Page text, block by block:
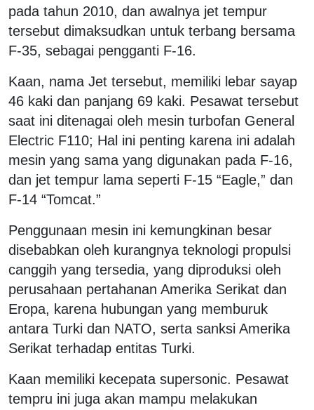
pada tahun 2010, dan awalnya jet tempur
tersebut dimaksudkan untuk terbang bersama
F-35, sebagai pengganti F-16.
Kaan, nama Jet tersebut, memiliki lebar sayap
46 kaki dan panjang 69 kaki. Pesawat tersebut
saat ini ditenagai oleh mesin turbofan General
Electric F110; Hal ini penting karena ini adalah
mesin yang sama yang digunakan pada F-16,
dan jet tempur lama seperti F-15 “Eagle,” dan
F-14 “Tomcat.”
Penggunaan mesin ini kemungkinan besar
disebabkan oleh kurangnya teknologi propulsi
canggih yang tersedia, yang diproduksi oleh
perusahaan pertahanan Amerika Serikat dan
Eropa, karena hubungan yang memburuk
antara Turki dan NATO, serta sanksi Amerika
Serikat terhadap entitas Turki.
Kaan memiliki kecepata supersonic. Pesawat
tempru ini juga akan mampu melakukan